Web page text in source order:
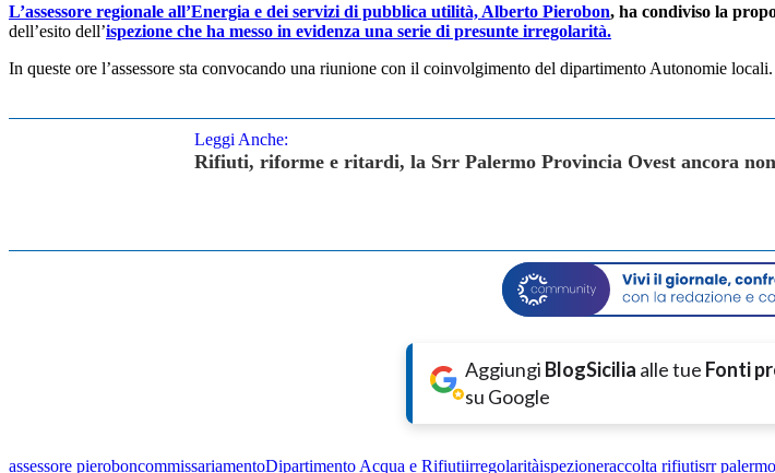
L’assessore regionale all’Energia e dei servizi di pubblica utilità, Alberto Pierobon, ha condiviso la
dell’esito dell’ispezione che ha messo in evidenza una serie di presunte irregolarità.
In queste ore l’assessore sta convocando una riunione con il coinvolgimento del dipartimento Autonomie locali.
Leggi Anche:
Rifiuti, riforme e ritardi, la Srr Palermo Provincia Ovest ancora
Aggiungi BlogSicilia alle tue Fonti
su Google
assessore pieroboncommissariamentoDipartimento Acqua e Rifiutiirregolaritàispezioneraccolta rifiutisrr